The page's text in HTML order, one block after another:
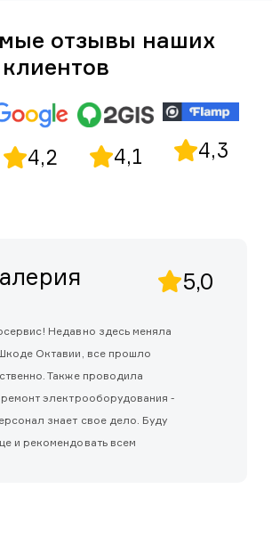
отзывы наших
4,2 4,1 4,3
5,0
Недавно здесь меняла
Октавии, все прошло
Также проводила
ремонт электрооборудования -
знает свое дело. Буду
и рекомендовать всем